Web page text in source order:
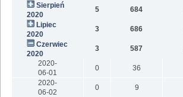
Sierpień
2020
5 684
Lipiec
2020
3 686
Czerwiec
2020
3 587
2020-
06-01
0 36
2020-
06-02
0 9